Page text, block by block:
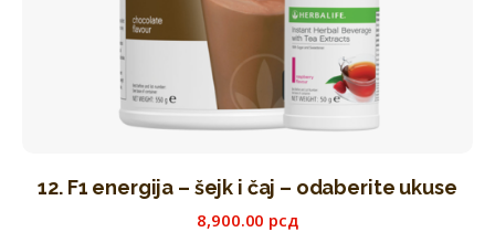
12. F1 energija – šejk i čaj – odaberite ukuse
8,900.00 рсд